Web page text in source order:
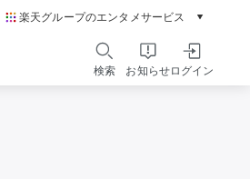
楽天グループのエンタメサービス
本/ゲーム/CD/DVD
動画配信ガイド
Rakuten PLAY
検索 お知らせログイン